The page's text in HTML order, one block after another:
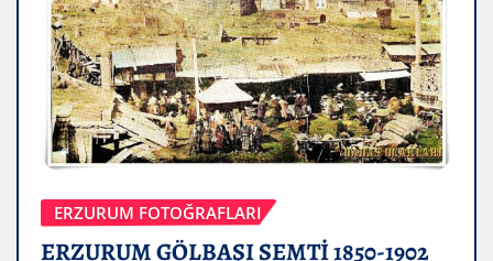
ERZURUM FOTOĞRAFLARI
ERZURUM GÖLBAŞI SEMTİ 1850-1902